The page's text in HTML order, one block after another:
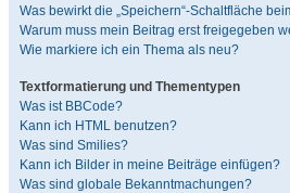
Was bewirkt die „Speichern“-Schaltfläche
Warum muss mein Beitrag erst freigegeben
Wie markiere ich ein Thema als neu?
Textformatierung und Thementypen
Was ist BBCode?
Kann ich HTML benutzen?
Was sind Smilies?
Kann ich Bilder in meine Beiträge einfügen?
Was sind globale Bekanntmachungen?